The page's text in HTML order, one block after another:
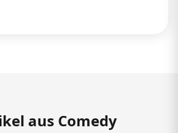
aus Comedy